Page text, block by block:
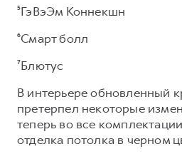
⁵ГэВэЭм Коннекшн
⁶Смарт болл
⁷Блютус
В интерьере обновленный
претерпел некоторые
теперь во все
отделка потолка в черном